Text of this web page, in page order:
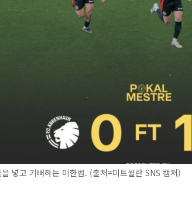
넣고 기뻐하는 이한범. (출처=미트윌란 SNS 캡처)